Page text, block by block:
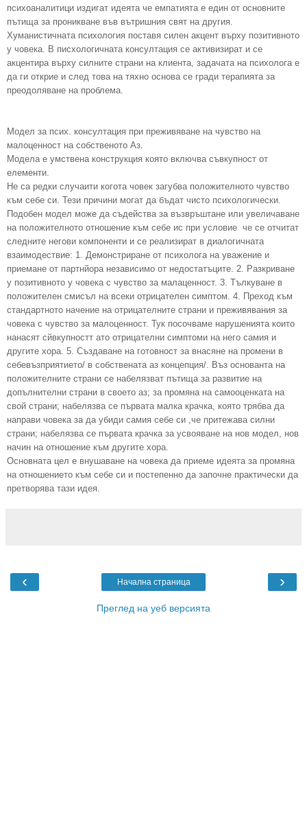
психоаналитици издигат идеята че емпатията е един от основните
пътища за проникване във вътришния свят на другия.
Хуманистичната психология поставя силен акцент върху позитивното
у човека. В писхологичната консултация се активизират и се
акцентира върху силните страни на клиента, задачата на психолога е
да ги открие и след това на тяхно основа се гради терапията за
преодоляване на проблема.
Модел за псих. консултация при преживяване на чувство на
малоценност на собственото Аз.
Модела е умствена конструкция която включва съвкупност от
елементи.
Не са редки случаити когота човек загубва положителното чувство
към себе си. Тези причини могат да бъдат чисто психологически.
Подобен модел може да съдейства за възвръштане или увеличаване
на положителното отношение към себе ис при условие че се отчитат
следните негови компоненти и се реализират в диалогичната
взаимодествие: 1. Демонстриране от психолога на уважение и
приемане от партнйора независимо от недостатъците. 2. Разкриване
у позитивното у човека с чувство за малаценност. 3. Тълкуване в
положителен смисъл на всеки отрицателен симптом. 4. Преход към
стандартното начение на отрицателните страни и преживявания за
човека с чувство за малоценност. Тук посочваме нарушенията които
нанасят сйвкупностт ато отрицателни симптоми на него самия и
другите хора. 5. Създаване на готовност за внасяне на промени в
себевъзприятието/ в собствената аз концепция/. Въз основанта на
положителните страни се набелязват пътища за развитие на
допълнителни страни в своето аз; за промяна на самооценката на
свой страни; набелязва се първата малка крачка, която трябва да
направи човека за да убиди самия себе си ,че притежава силни
страни; набелязва се първата крачка за усвояване на нов модел, нов
начин на отношение към другите хора.
Основната цел е внушаване на човека да приеме идеята за промяна
на отношението към себе си и постепенно да започне практически да
претворява тази идея.
‹ ›
Начална страница
Преглед на уеб версията